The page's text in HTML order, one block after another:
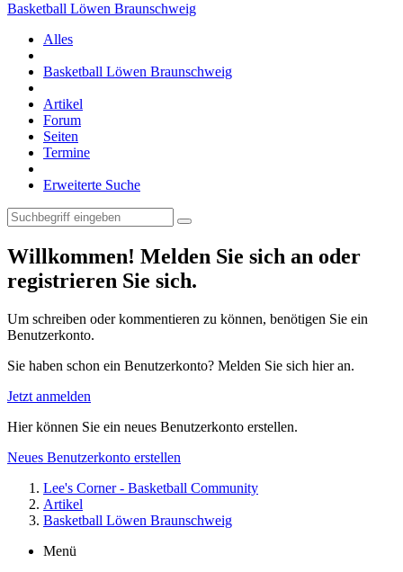
Basketball Löwen Braunschweig
Alles
Basketball Löwen Braunschweig
Artikel
Forum
Seiten
Termine
Erweiterte Suche
Willkommen! Melden Sie sich an oder
registrieren Sie sich.
Um schreiben oder kommentieren zu können, benötigen Sie ein
Benutzerkonto.
Sie haben schon ein Benutzerkonto? Melden Sie sich hier an.
Jetzt anmelden
Hier können Sie ein neues Benutzerkonto erstellen.
Neues Benutzerkonto erstellen
Lee's Corner - Basketball Community
Artikel
Basketball Löwen Braunschweig
Menü